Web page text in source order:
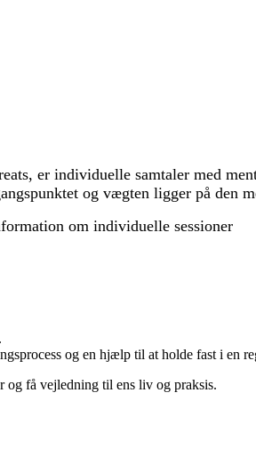
er individuelle samtaler med
og vægten ligger på den
om individuelle sessioner
og en hjælp til at holde fast i en
og få vejledning til ens liv og praksis.